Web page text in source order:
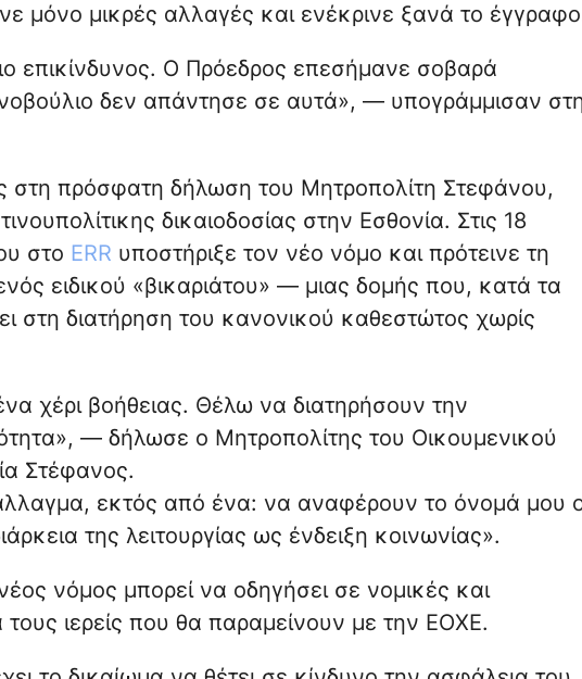
μόνο μικρές αλλαγές και ενέκρινε ξανά το
επικίνδυνος. Ο Πρόεδρος επεσήμανε σοβαρά
δεν απάντησε σε αυτά», — υπογράμμισαν
στη πρόσφατη δήλωση του Μητροπολίτη Στεφάνου,
δικαιοδοσίας στην Εσθονία. Στις 18
στο ERR υποστήριξε τον νέο νόμο και πρότεινε τη
ειδικού «βικαριάτου» — μιας δομής που, κατά τα
στη διατήρηση του κανονικού καθεστώτος χωρίς
χέρι βοήθειας. Θέλω να διατηρήσουν την
— δήλωσε ο Μητροπολίτης του Οικουμενικού
Στέφανος.
εκτός από ένα: να αναφέρουν το όνομά μου
της λειτουργίας ως ένδειξη κοινωνίας».
νόμος μπορεί να οδηγήσει σε νομικές και
τους ιερείς που θα παραμείνουν με την ΕΟΧΕ.